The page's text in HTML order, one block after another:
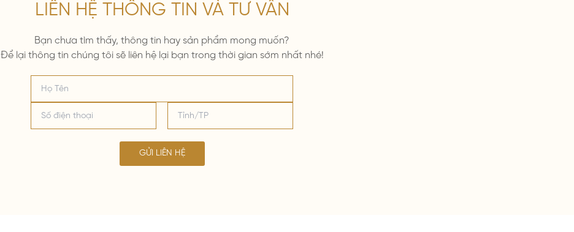
LIÊN HỆ THÔNG TIN VÀ TƯ VẤN
Bạn chưa tìm thấy, thông tin hay sản phẩm mong muốn?
Để lại thông tin chúng tôi sẽ liên hệ lại bạn trong thời gian sớm nhất nhé!
GỬI LIÊN HỆ